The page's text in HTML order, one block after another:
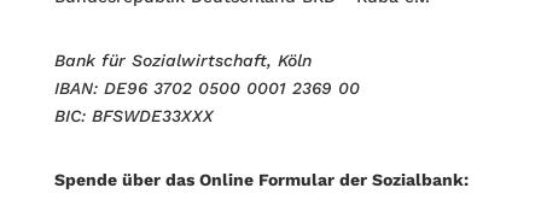
Bank für Sozialwirtschaft, Köln
IBAN: DE96 3702 0500 0001 2369 00
BIC: BFSWDE33XXX
Spende über das Online Formular der Sozialbank: